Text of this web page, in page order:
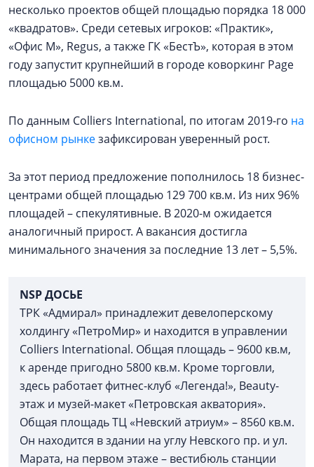
несколько проектов общей площадью порядка 18 000
«квадратов». Среди сетевых игроков: «Практик»,
«Офис М», Regus, а также ГК «БестЪ», которая в этом
году запустит крупнейший в городе коворкинг Page
площадью 5000 кв.м.
По данным Colliers International, по итогам 2019-го на
офисном рынкезафиксирован уверенный рост.
За этот период предложение пополнилось 18 бизнес-
центрами общей площадью 129 700 кв.м. Из них 96%
площадей – спекулятивные. В 2020-м ожидается
аналогичный прирост. А вакансия достигла
минимального значения за последние 13 лет – 5,5%.
NSP ДОСЬЕ
ТРК «Адмирал» принадлежит девелоперскому
холдингу «ПетроМир» и находится в управлении
Colliers International. Общая площадь – 9600 кв.м,
к аренде пригодно 5800 кв.м. Кроме торговли,
здесь работает фитнес-клуб «Легенда!», Beauty-
этаж и музей-макет «Петровская акватория».
Общая площадь ТЦ «Невский атриум» – 8560 кв.м.
Он находится в здании на углу Невского пр. и ул.
Марата, на первом этаже – вестибюль станции